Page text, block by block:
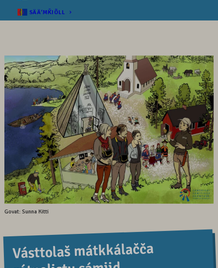
SÄÄʹMǨIÕLL
Govat: Sunna Kitti
Vásttolaš mátkkálačča